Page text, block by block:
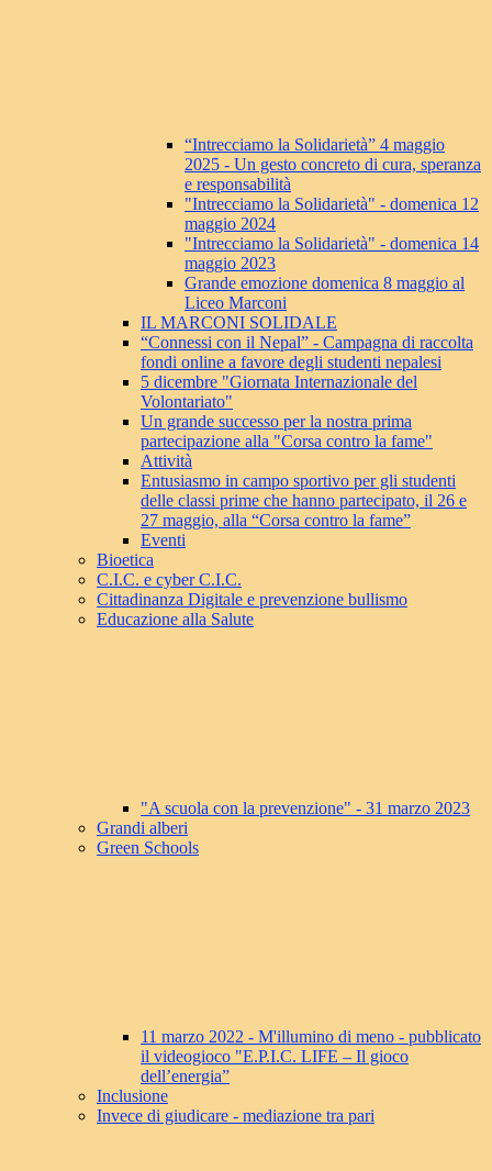
“Intrecciamo la Solidarietà” 4 maggio
2025 - Un gesto concreto di cura, speranza
e responsabilità
"Intrecciamo la Solidarietà" - domenica 12
maggio 2024
"Intrecciamo la Solidarietà" - domenica 14
maggio 2023
Grande emozione domenica 8 maggio al
Liceo Marconi
IL MARCONI SOLIDALE
“Connessi con il Nepal” - Campagna di raccolta
fondi online a favore degli studenti nepalesi
5 dicembre "Giornata Internazionale del
Volontariato"
Un grande successo per la nostra prima
partecipazione alla "Corsa contro la fame"
Attività
Entusiasmo in campo sportivo per gli studenti
delle classi prime che hanno partecipato, il 26 e
27 maggio, alla “Corsa contro la fame”
Eventi
Bioetica
C.I.C. e cyber C.I.C.
Cittadinanza Digitale e prevenzione bullismo
Educazione alla Salute
"A scuola con la prevenzione" - 31 marzo 2023
Grandi alberi
Green Schools
11 marzo 2022 - M'illumino di meno - pubblicato
il videogioco "E.P.I.C. LIFE – Il gioco
dell’energia”
Inclusione
Invece di giudicare - mediazione tra pari